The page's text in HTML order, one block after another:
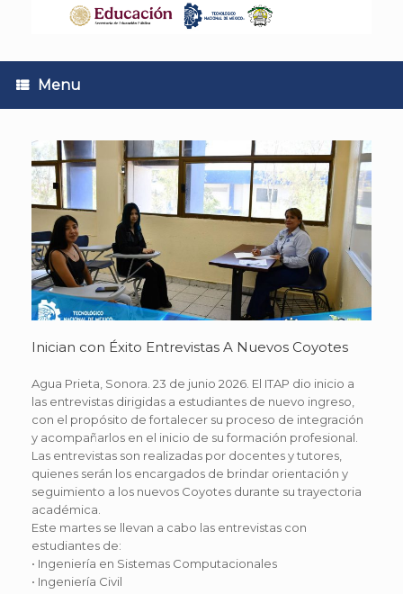
Menu
Inician con Éxito Entrevistas A Nuevos Coyotes
Agua Prieta, Sonora. 23 de junio 2026. El ITAP dio inicio a
las entrevistas dirigidas a estudiantes de nuevo ingreso,
con el propósito de fortalecer su proceso de integración
y acompañarlos en el inicio de su formación profesional.
Las entrevistas son realizadas por docentes y tutores,
quienes serán los encargados de brindar orientación y
seguimiento a los nuevos Coyotes durante su trayectoria
académica.
Este martes se llevan a cabo las entrevistas con
estudiantes de:
• Ingeniería en Sistemas Computacionales
• Ingeniería Civil